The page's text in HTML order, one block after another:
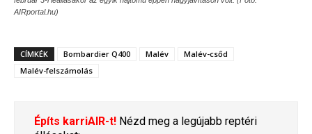
AIRportal.hu)
CÍMKÉK Bombardier Q400 Malév
Malév-csőd
Malév-felszámolás
Építs karriAIR-t! Nézd meg a legújabb reptéri